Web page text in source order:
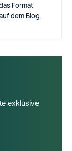
Format
dem Blog.
exklusive